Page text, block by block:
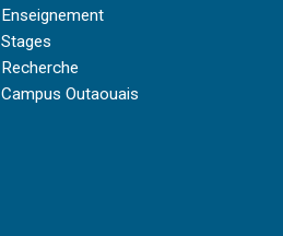
Enseignement
Stages
Recherche
Campus Outaouais